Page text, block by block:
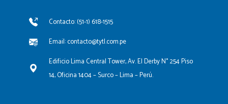
Contacto: (51-1) 618-1515
Email: contacto@tytl.com.pe
Edificio Lima Central Tower, Av. El Derby N° 254 Piso
14, Oficina 1404 – Surco – Lima – Perú.